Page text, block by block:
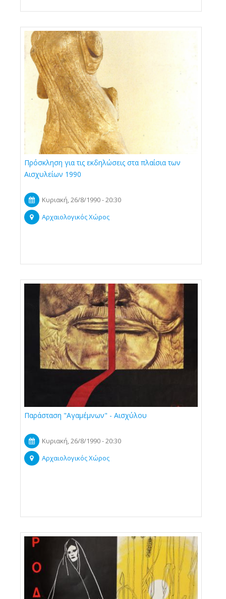
Πρόσκληση για τις εκδηλώσεις στα πλαίσια των
Αισχυλείων 1990
Κυριακή, 26/8/1990 - 20:30
Αρχαιολογικός Χώρος
Παράσταση "Αγαμέμνων" - Αισχύλου
Κυριακή, 26/8/1990 - 20:30
Αρχαιολογικός Χώρος